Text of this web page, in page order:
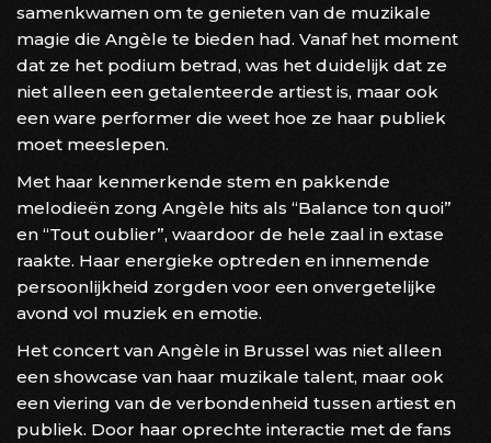
samenkwamen om te genieten van de muzikale
magie die Angèle te bieden had. Vanaf het moment
dat ze het podium betrad, was het duidelijk dat ze
niet alleen een getalenteerde artiest is, maar ook
een ware performer die weet hoe ze haar publiek
moet meeslepen.
Met haar kenmerkende stem en pakkende
melodieën zong Angèle hits als “Balance ton quoi”
en “Tout oublier”, waardoor de hele zaal in extase
raakte. Haar energieke optreden en innemende
persoonlijkheid zorgden voor een onvergetelijke
avond vol muziek en emotie.
Het concert van Angèle in Brussel was niet alleen
een showcase van haar muzikale talent, maar ook
een viering van de verbondenheid tussen artiest en
publiek. Door haar oprechte interactie met de fans